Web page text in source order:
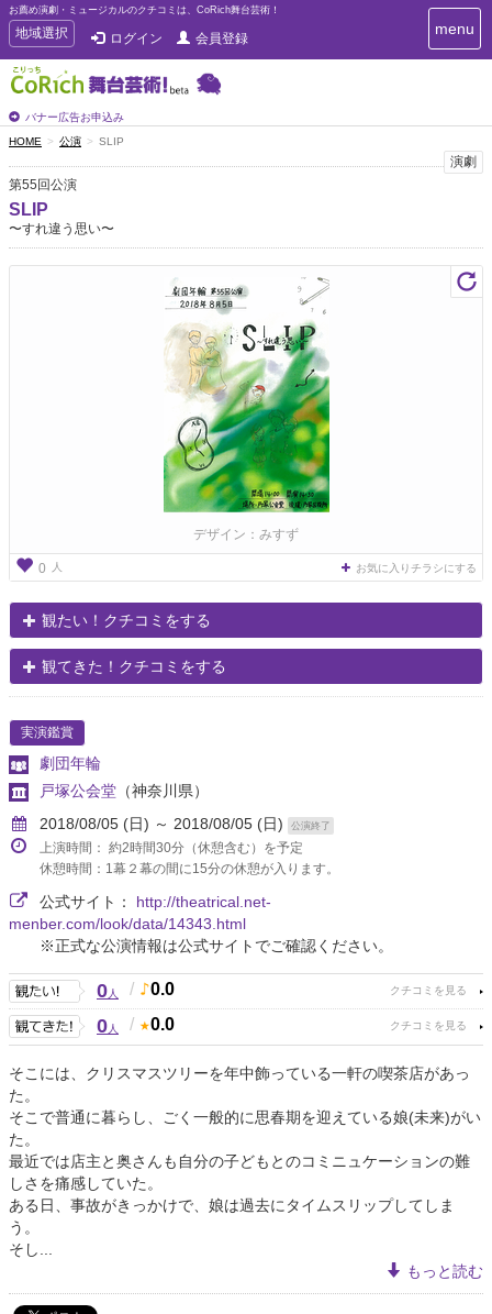
お薦め演劇・ミュージカルのクチコミは、CoRich舞台芸術！
T
o
g
g
e
n
a
v
i
g
地域選択 ログイン 会員登録
バナー広告お申込み
T
o
g
a
menu
HOME 公演 SLIP
演劇
第55回公演
SLIP
〜すれ違う思い〜
デザイン：みすず
0 人 お気に入りチラシにする
観たい！クチコミをする
観てきた！クチコミをする
実演鑑賞
劇団年輪
戸塚公会堂 （神奈川県）
2018/08/05 (日) ～ 2018/08/05 (日)
公演終了
上演時間： 約2時間30分（休憩含む）を予定
休憩時間：1幕２幕の間に15分の休憩が入ります。
公式サイト： http://theatrical.net-
menber.com/look/data/14343.html
※正式な公演情報は公式サイトでご確認ください。
0人 / 0.0
0人 / 0.0
そこには、クリスマスツリーを年中飾っている一軒の喫茶店があっ
た。
そこで普通に暮らし、ごく一般的に思春期を迎えている娘(未来)がい
た。
最近では店主と奥さんも自分の子どもとのコミニュケーションの難
しさを痛感していた。
ある日、事故がきっかけで、娘は過去にタイムスリップしてしま
う。
そし...
もっと読む